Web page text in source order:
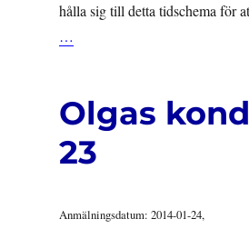
hålla sig till detta tidschema för
…
Olgas
23
Anmälningsdatum: 2014-01-24,